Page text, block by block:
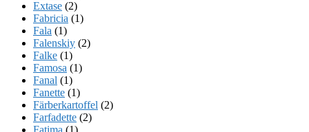
Extase (2)
Fabricia (1)
Fala (1)
Falenskiy (2)
Falke (1)
Famosa (1)
Fanal (1)
Fanette (1)
Färberkartoffel (2)
Farfadette (2)
Fatima (1)